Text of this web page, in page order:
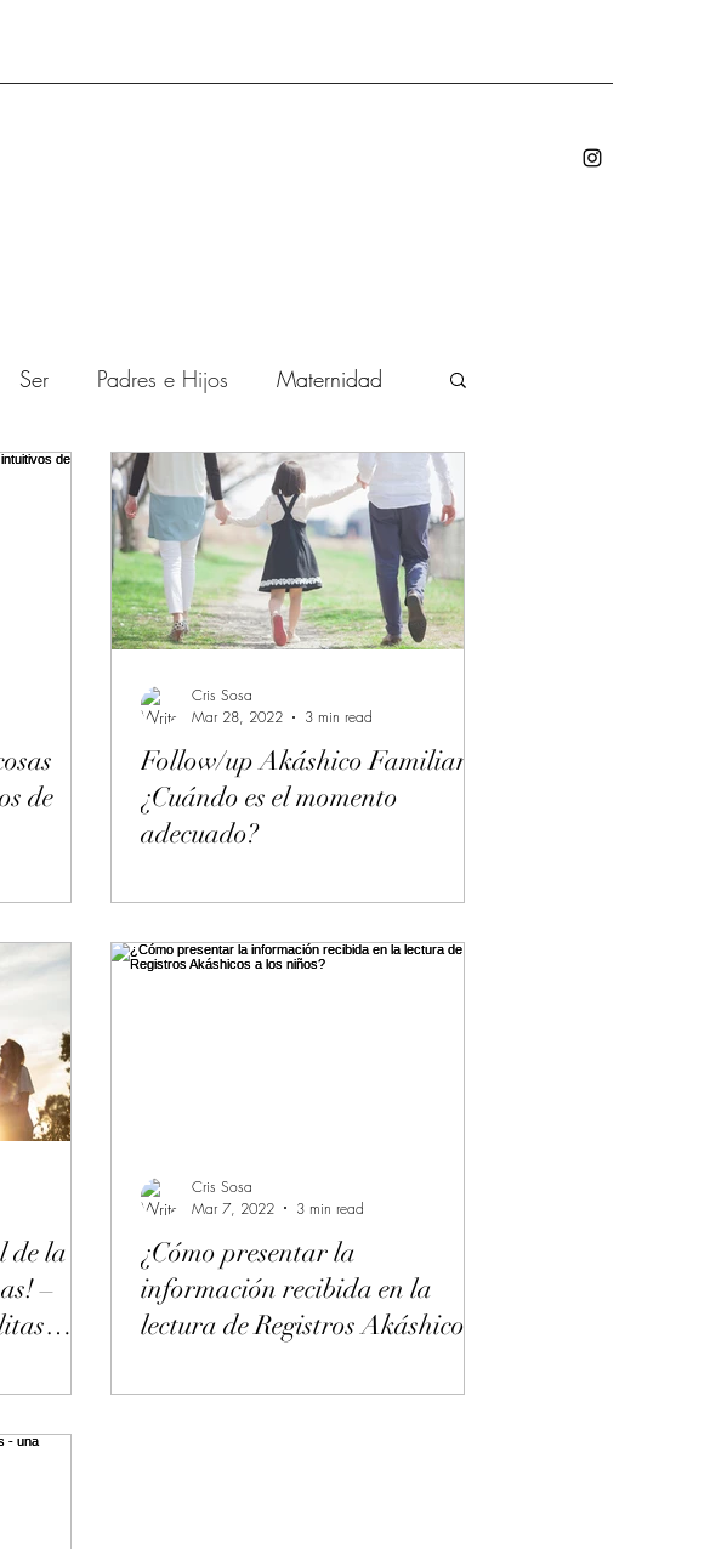
Ser Padres e Hijos Maternidad
holistica salud oral
religión catolicismo cancer
de
Follow/up Akáshico Familiar -
¿Cuándo es el momento
adecuado?
Cris Sosa
Mar 28, 2022
3 min read
de la
–
¿Cómo presentar la
información recibida en la
lectura de Registros Akáshicos
Cris Sosa
Mar 7, 2022
3 min read